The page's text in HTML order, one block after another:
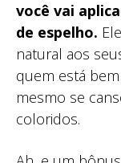
você vai
de espelho.
natural aos
quem está
mesmo se
coloridos.